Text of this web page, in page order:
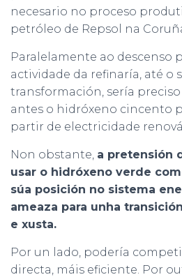
necesario no proceso
petróleo de Repsol na
Paralelamente ao descenso
actividade da refinaría, até o
transformación, sería
antes o hidróxeno cincento
partir de electricidade
Non obstante, a pretensión
usar o hidróxeno verde
súa posición no sistema
ameaza para unha
e xusta.
Por un lado, podería
directa, máis eficiente. Por